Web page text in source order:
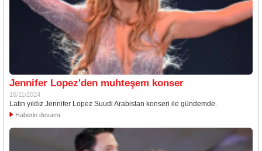
Jennifer Lopez'den muhteşem konser
16/11/2024
Latin yıldız Jennifer Lopez Suudi Arabistan konseri ile gündemde.
Haberin devamı